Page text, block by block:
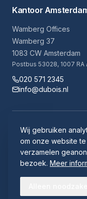
Kantoor
Wamberg Offices
Wamberg 37
1083 CW Amsterdam
Postbus 53028, 1007 RA
020 571 2345
info@dubois.nl
Algemene
Cookie instellingen
©2026
Wij gebruiken
om onze website
verzamelen
bezoek. Meer